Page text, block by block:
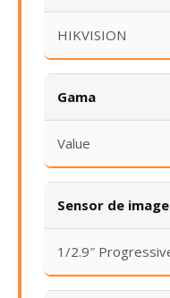
HIKVISION
Gama
Value
Sensor de
1/2.9″